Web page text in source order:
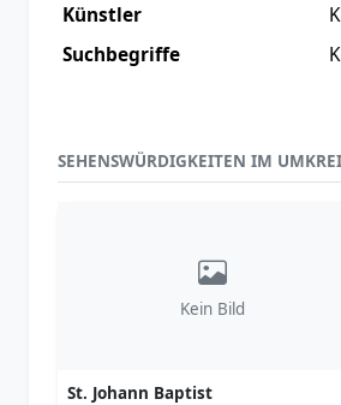
Künstler
Suchbegriffe
SEHENSWÜRDIGKEITEN IM
Kein Bild
St. Johann Baptist